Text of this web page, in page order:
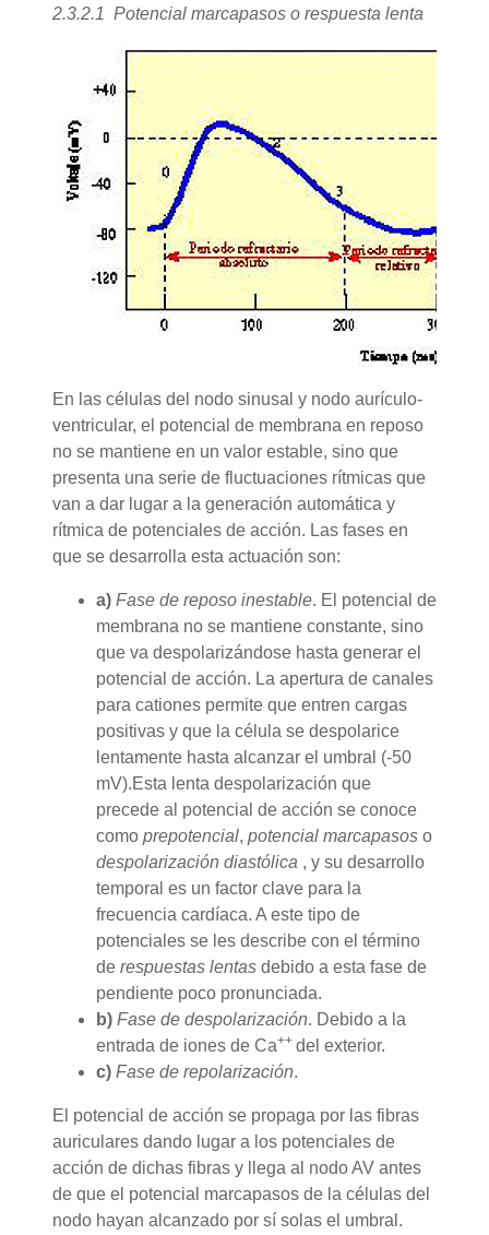
2.3.2.1 Potencial marcapasos o respuesta lenta
En las células del nodo sinusal y nodo aurículo-
ventricular, el potencial de membrana en reposo
no se mantiene en un valor estable, sino que
presenta una serie de fluctuaciones rítmicas que
van a dar lugar a la generación automática y
rítmica de potenciales de acción. Las fases en
que se desarrolla esta actuación son:
a) Fase de reposo inestable. El potencial de
membrana no se mantiene constante, sino
que va despolarizándose hasta generar el
potencial de acción. La apertura de canales
para cationes permite que entren cargas
positivas y que la célula se despolarice
lentamente hasta alcanzar el umbral (-50
mV).Esta lenta despolarización que
precede al potencial de acción se conoce
como prepotencial, potencial marcapasos o
despolarización diastólica , y su desarrollo
temporal es un factor clave para la
frecuencia cardíaca. A este tipo de
potenciales se les describe con el término
de respuestas lentas debido a esta fase de
pendiente poco pronunciada.
b) Fase de despolarización. Debido a la
entrada de iones de Ca++ del exterior.
c) Fase de repolarización.
El potencial de acción se propaga por las fibras
auriculares dando lugar a los potenciales de
acción de dichas fibras y llega al nodo AV antes
de que el potencial marcapasos de la células del
nodo hayan alcanzado por sí solas el umbral.